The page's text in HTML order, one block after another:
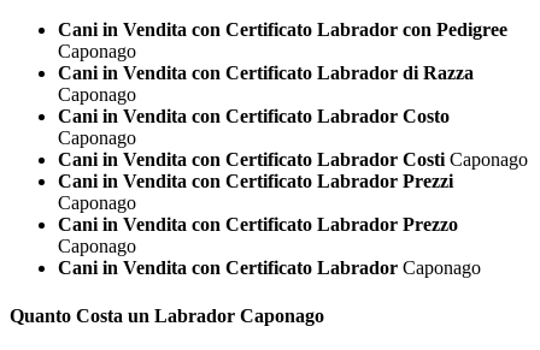
Cani in Vendita con Certificato Labrador con Pedigree
Caponago
Cani in Vendita con Certificato Labrador di Razza
Caponago
Cani in Vendita con Certificato Labrador Costo
Caponago
Cani in Vendita con Certificato Labrador Costi Caponago
Cani in Vendita con Certificato Labrador Prezzi
Caponago
Cani in Vendita con Certificato Labrador Prezzo
Caponago
Cani in Vendita con Certificato Labrador Caponago
Quanto Costa un Labrador Caponago